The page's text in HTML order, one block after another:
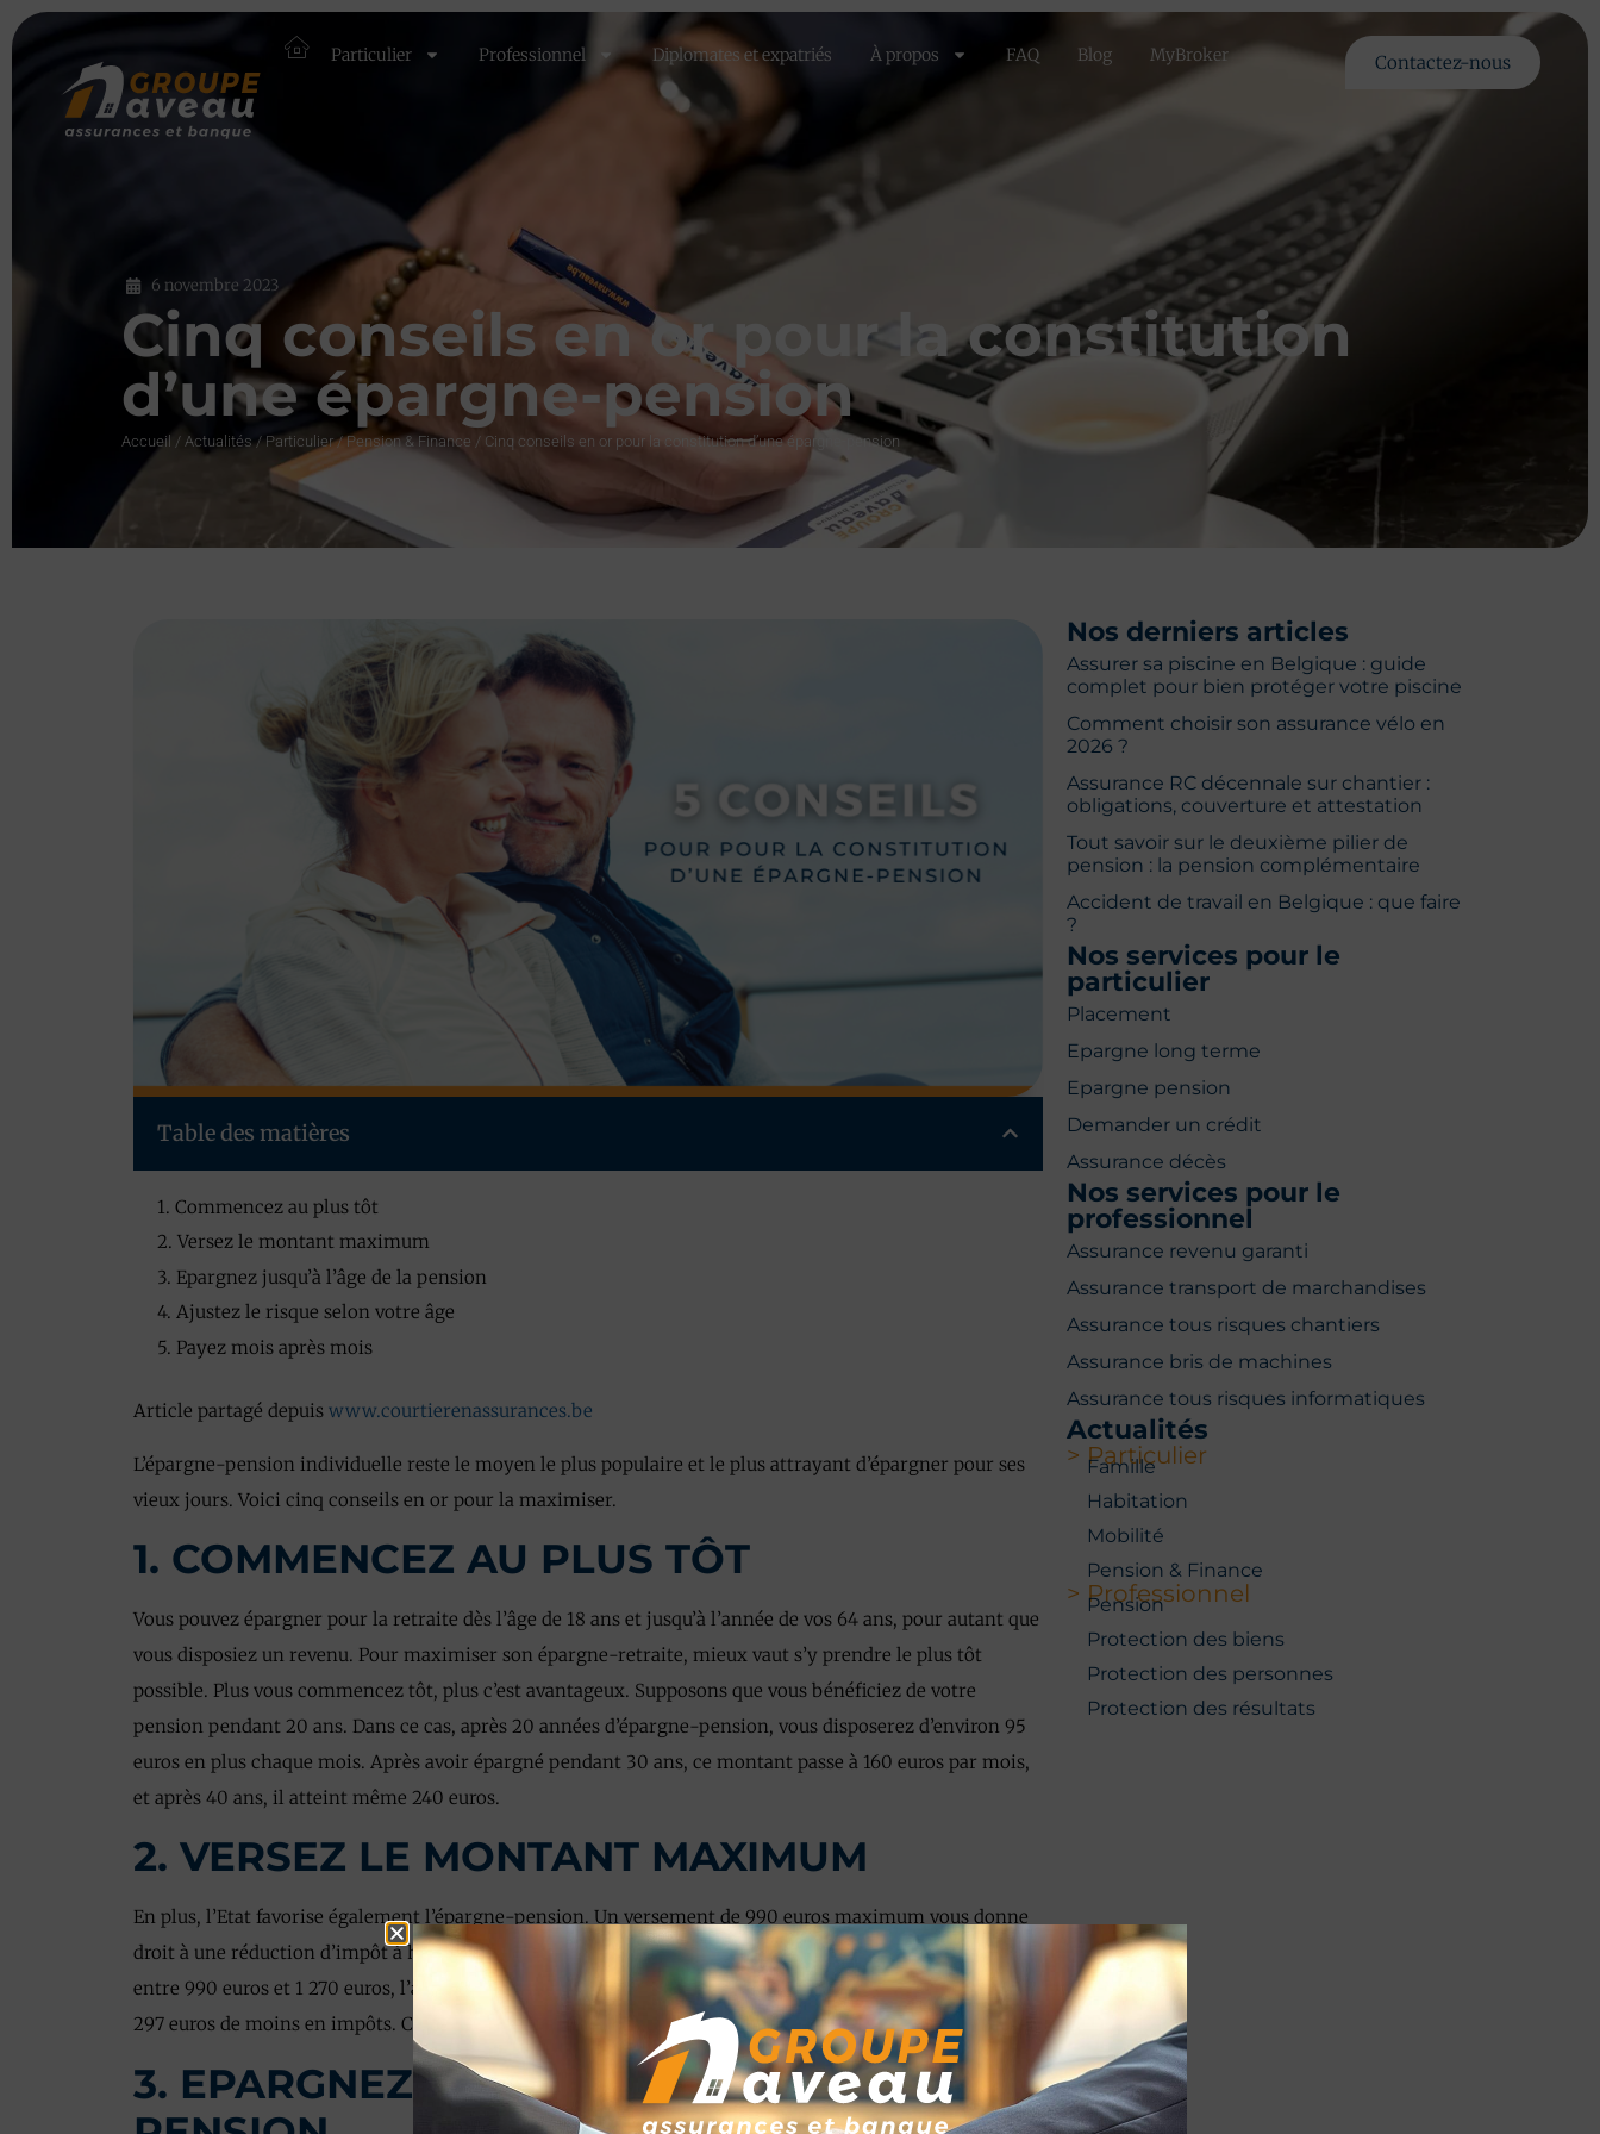
Particulier Professionnel Diplomates et expatriés À propos FAQ Blog MyBroker Contactez-nous
6 novembre 2023
Cinq conseils en or pour la constitution
d’une épargne-pension
Accueil / Actualités /Particulier/Pension & Finance / Cinq conseils en or pour la constitution d’une épargne-pension
Table des matières
1. Commencez au plus tôt
2. Versez le montant maximum
3. Epargnez jusqu’à l’âge de la pension
4. Ajustez le risque selon votre âge
5. Payez mois après mois
Article partagé depuis www.courtierenassurances.be
L’épargne-pension individuelle reste le moyen le plus populaire et le plus attrayant d’épargner pour ses
vieux jours. Voici cinq conseils en or pour la maximiser.
1. COMMENCEZ AU PLUS TÔT
Vous pouvez épargner pour la retraite dès l’âge de 18 ans et jusqu’à l’année de vos 64 ans, pour autant que
vous disposiez un revenu. Pour maximiser son épargne-retraite, mieux vaut s’y prendre le plus tôt
possible. Plus vous commencez tôt, plus c’est avantageux. Supposons que vous bénéficiez de votre
pension pendant 20 ans. Dans ce cas, après 20 années d’épargne-pension, vous disposerez d’environ 95
euros en plus chaque mois. Après avoir épargné pendant 30 ans, ce montant passe à 160 euros par mois,
et après 40 ans, il atteint même 240 euros.
2. VERSEZ LE MONTANT MAXIMUM
En plus, l’Etat favorise également l’épargne-pension. Un versement de 990 euros maximum vous donne
droit à une réduction d’impôt à hauteur de 30 % du montant versé. Si vous versez un montant compris
entre 990 euros et 1 270 euros, l’avantage fiscal tombe à 25 %. Ceux qui versent 990 euros devront payer
297 euros de moins en impôts. Ceux qui versent 1 270 € devront débourser 317,50 euros en moins.
3. EPARGNEZ JUSQU’À L’ÂGE DE LA
Nos derniers articles
Assurer sa piscine en Belgique : guide
complet pour bien protéger votre piscine
Comment choisir son assurance vélo en
2026 ?
Assurance RC décennale sur chantier :
obligations, couverture et attestation
Tout savoir sur le deuxième pilier de
pension : la pension complémentaire
Accident de travail en Belgique : que faire
?
Nos services pour le
particulier
Placement
Epargne long terme
Epargne pension
Demander un crédit
Assurance décès
Nos services pour le
professionnel
Assurance revenu garanti
Assurance transport de marchandises
Assurance tous risques chantiers
Assurance bris de machines
Assurance tous risques informatiques
Actualités
> Particulier
Famille
Habitation
Mobilité
Pension & Finance
> Professionnel
Pension
Protection des biens
Protection des personnes
Protection des résultats